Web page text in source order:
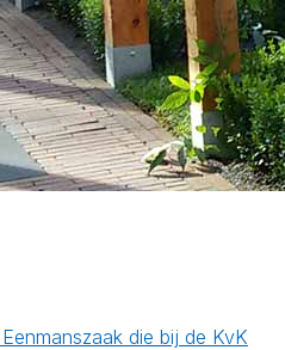
die bij de KvK